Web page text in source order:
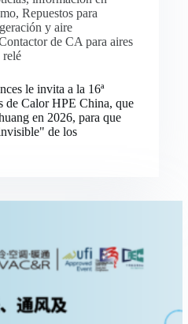
, Repuestos para
y aire
de CA para aires
relé
le invita a la 16ª
de Calor HPE China, que
en 2026, para que
de los